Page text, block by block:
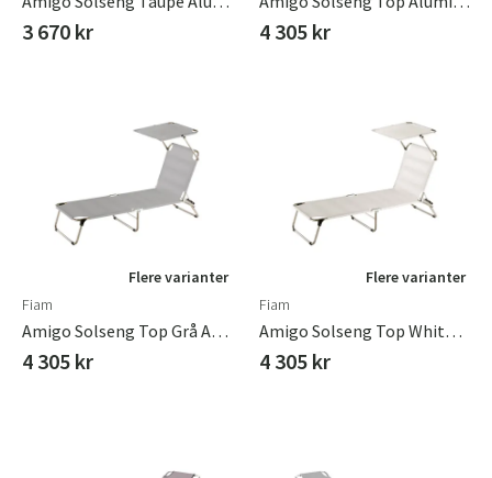
3 670 kr 4 305 kr
Flere varianter
Fiam
Amigo Solseng Top Grå Aluminium/textilene
4 305 kr
Flere varianter
Fiam
Amigo Solseng Top White Aluminium/textilene
4 305 kr